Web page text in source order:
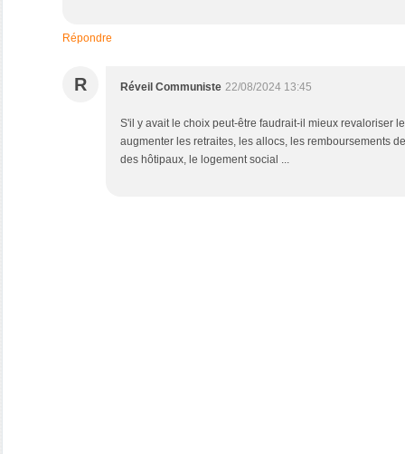
Répondre
R Réveil Communiste 22/08/2024 13:45
S'il y avait le choix peut-être faudrait-il mieux revaloriser
augmenter les retraites, les allocs, les remboursements
des hôtipaux, le logement social ...